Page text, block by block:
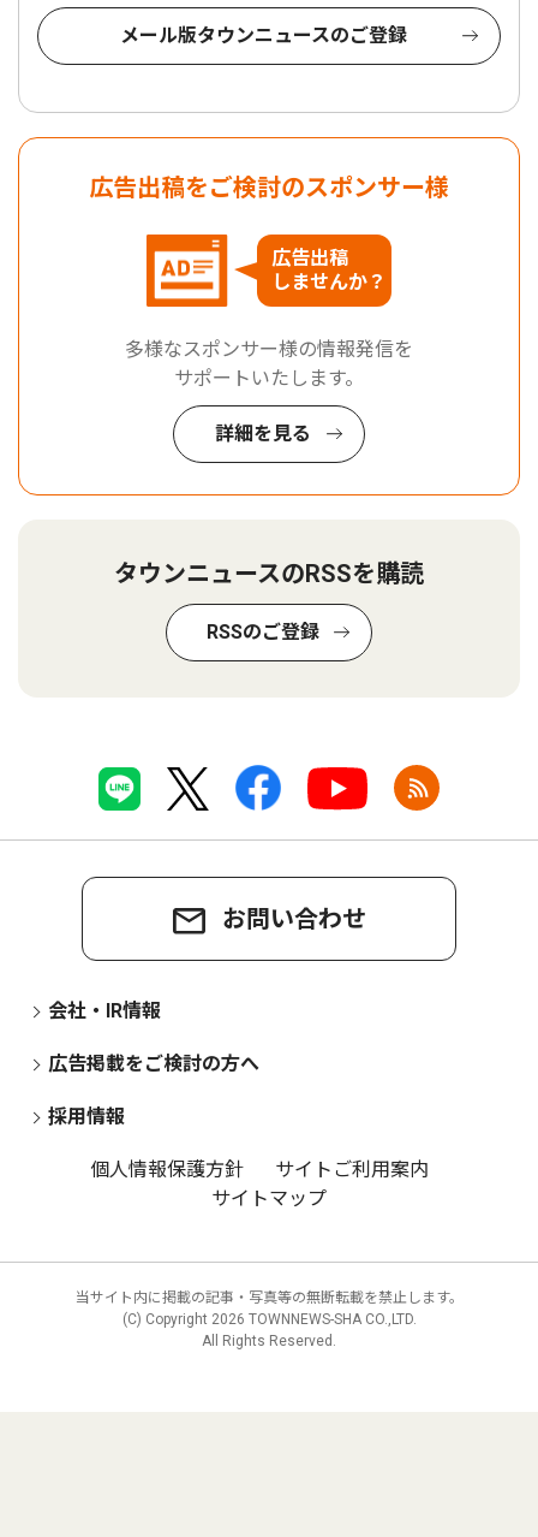
メール版タウンニュースのご登録
広告出稿をご検討のスポンサー様
広告出稿
しませんか？
多様なスポンサー様の情報発信を
サポートいたします。
詳細を見る
タウンニュースのRSSを購読
RSSのご登録
お問い合わせ
会社・IR情報
広告掲載をご検討の方へ
採用情報
個人情報保護方針
サイトご利用案内
サイトマップ
当サイト内に掲載の記事・写真等の無断転載を禁止します。
(C) Copyright 2026 TOWNNEWS-SHA CO.,LTD.
All Rights Reserved.